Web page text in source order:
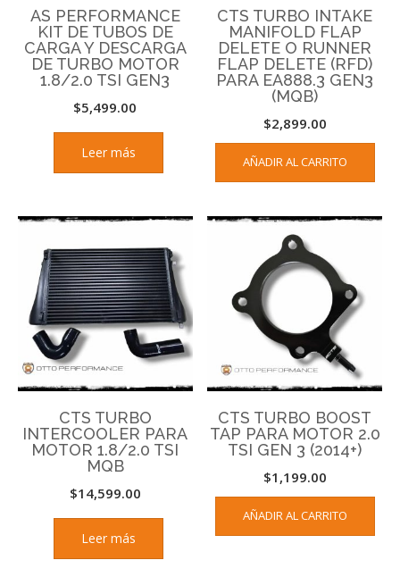
AS PERFORMANCE
KIT DE TUBOS DE
CARGA Y DESCARGA
DE TURBO MOTOR
1.8/2.0 TSI GEN3
$5,499.00
Leer más
CTS TURBO INTAKE
MANIFOLD FLAP
DELETE O RUNNER
FLAP DELETE (RFD)
PARA EA888.3 GEN3
(MQB)
$2,899.00
AÑADIR AL CARRITO
CTS TURBO
INTERCOOLER PARA
MOTOR 1.8/2.0 TSI
MQB
$14,599.00
Leer más
CTS TURBO BOOST
TAP PARA MOTOR 2.0
TSI GEN 3 (2014+)
$1,199.00
AÑADIR AL CARRITO